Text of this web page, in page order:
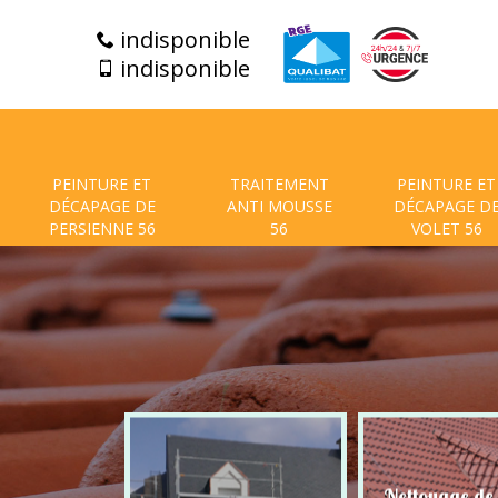
indisponible
indisponible
PEINTURE ET
DÉCAPAGE DE
PERSIENNE 56
TRAITEMENT
ANTI MOUSSE
56
PEINTURE ET
DÉCAPAGE
VOLET 56